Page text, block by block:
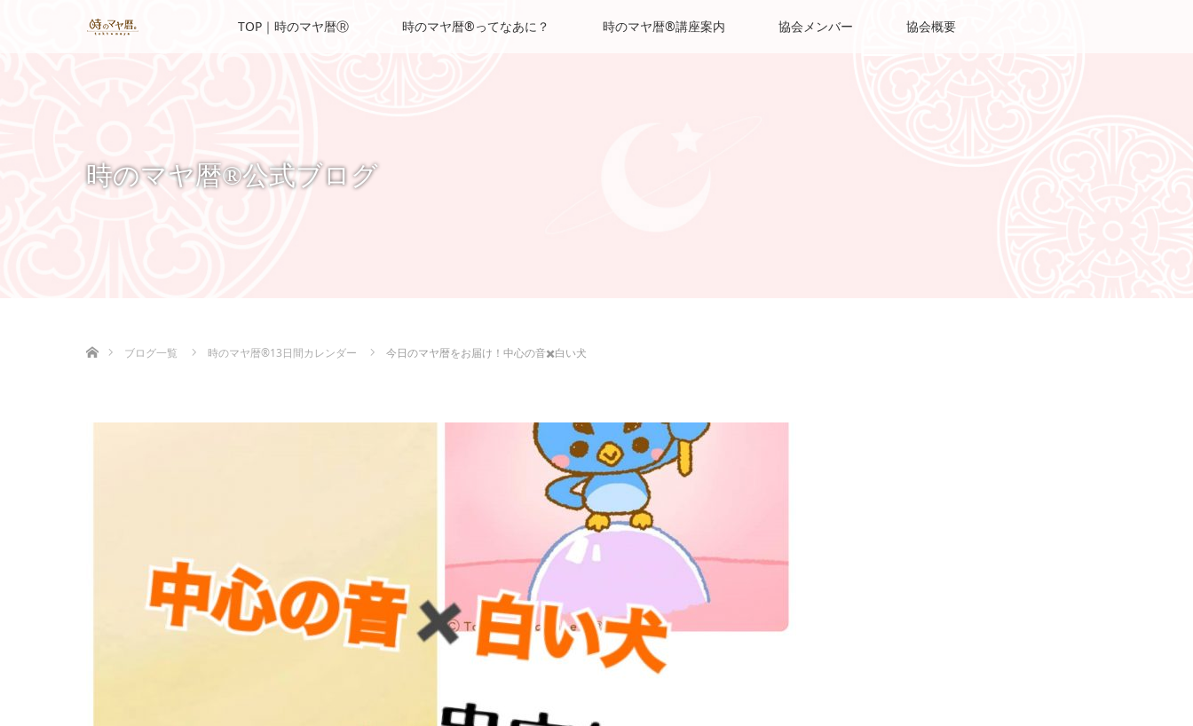
TOP｜時のマヤ暦Ⓡ 時のマヤ暦®ってなあに？ 時のマヤ暦®講座案内 協会メンバー 協会概要
時のマヤ暦®公式ブログ
ブログ一覧
時のマヤ暦®13日間カレンダー 今日のマヤ暦をお届け！中心の音✖️白い犬